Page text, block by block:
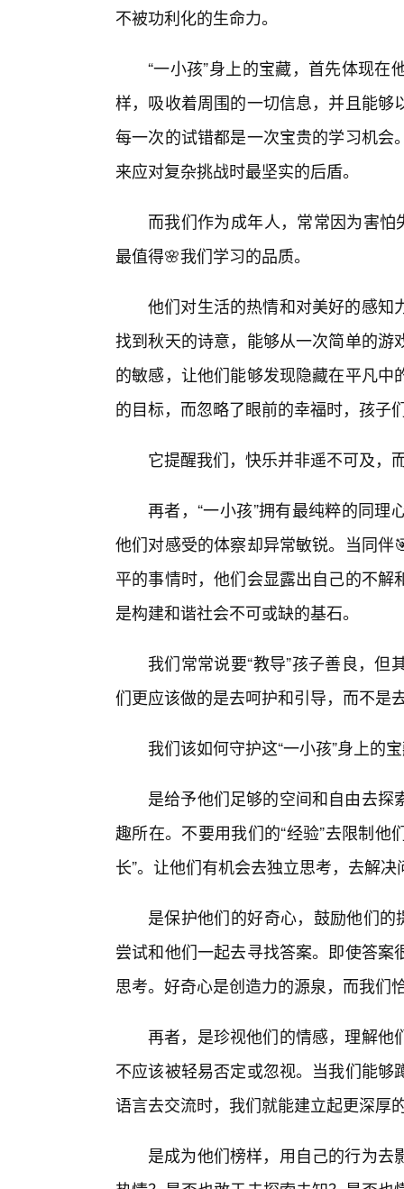
不被功利化的生命力。
“一小孩”身上的宝藏，首先体现
样，吸收着周围的一切信息，并且能
每一次的试错都是一次宝贵的学习机
来应对复杂挑战时最坚实的后盾。
而我们作为成年人，常常因为害怕
最值得🌸我们学习的品质。
他们对生活的热情和对美好的感知
找到秋天的诗意，能够从一次简单的
的敏感，让他们能够发现隐藏在平凡
的目标，而忽略了眼前的幸福时，孩子
它提醒我们，快乐并非遥不可及，
再者，“一小孩”拥有最纯粹的同
他们对感受的体察却异常敏锐。当同
平的事情时，他们会显露出自己的不
是构建和谐社会不可或缺的基石。
我们常常说要“教导”孩子善良，
们更应该做的是去呵护和引导，而不是
我们该如何守护这“一小孩”身上的
是给予他们足够的空间和自由去
趣所在。不要用我们的“经验”去限制他
长”。让他们有机会去独立思考，去解
是保护他们的好奇心，鼓励他们的
尝试和他们一起去寻找答案。即使答
思考。好奇心是创造力的源泉，而我们
再者，是珍视他们的情感，理解他
不应该被轻易否定或忽视。当我们能
语言去交流时，我们就能建立起更深厚
是成为他们榜样，用自己的行为